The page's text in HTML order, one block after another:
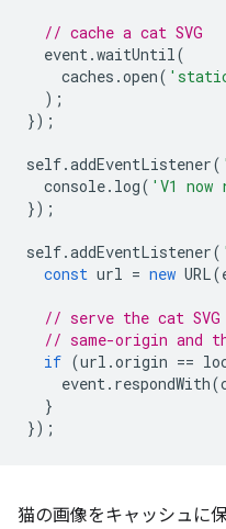
// cache a cat SVG
event .waitUntil (
caches .open(
);
});
self.addEventListener(
console. log( 'V1
});
self.addEventListener(
const url = new URL(
// serve the cat
// same-origin and
if (url .origin ==
event . respondWith(
}
});
猫の画像をキャッシュに保